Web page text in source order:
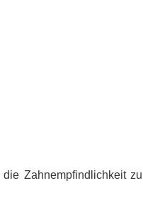
Zahnempfindlichkeit zu